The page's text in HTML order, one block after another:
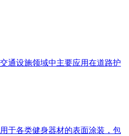
通设施领域中主要应用在道路护
于各类健身器材的表面涂装，包